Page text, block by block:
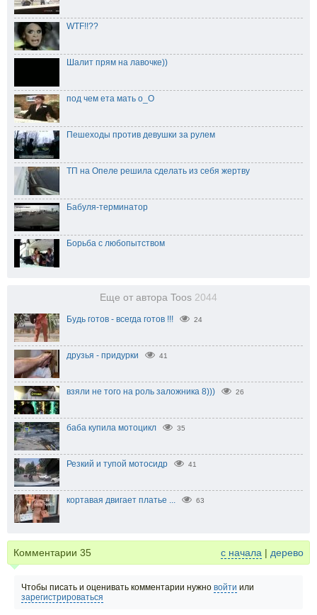
WTF!!??
Шалит прям на лавочке))
под чем ета мать о_О
Пешеходы против девушки за рулем
ТП на Опеле решила сделать из себя жертву
Бабуля-терминатор
Борьба с любопытством
Еще от автора Toos 2044
Будь готов - всегда готов !!! 24
друзья - придурки 41
взяли не того на роль заложника 8))) 26
баба купила мотоцикл 35
Резкий и тупой мотосидр 41
кортавая двигает платье ... 63
Комментарии 35 с начала | дерево
Чтобы писать и оценивать комментарии нужно войти или
зарегистрироваться